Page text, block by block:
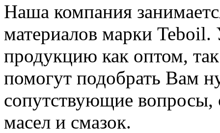
Наша компания
материалов марки
продукцию как оптом,
помогут подобрать Вам
сопутствующие вопросы,
масел и смазок.